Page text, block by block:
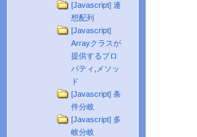
[Javascript] 連
想配列
[Javascript]
Arrayクラスが
提供するプロ
パティ,メソッ
ド
[Javascript] 条
件分岐
[Javascript] 多
岐分岐